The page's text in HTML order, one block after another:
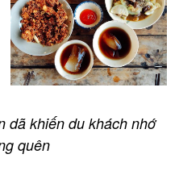
dã khiến du khách nhớ
quên